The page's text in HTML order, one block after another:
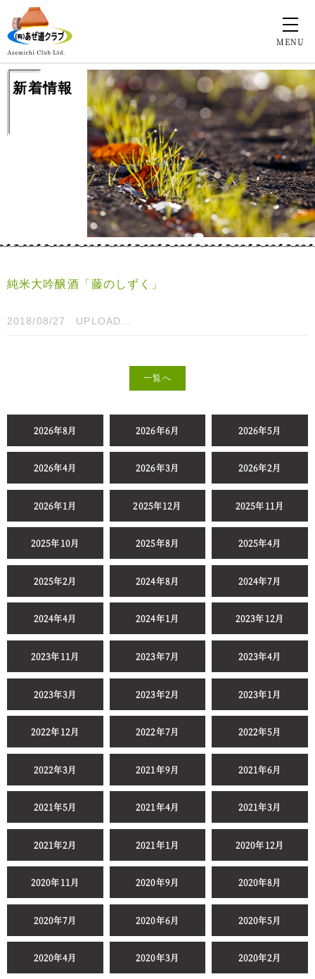
MENU
新着情報
純米大吟醸酒「藤のしずく」
2018/08/27 UPLOAD...
一覧へ
2026年8月 2026年6月 2026年5月
2026年4月 2026年3月 2026年2月
2026年1月 2025年12月 2025年11月
2025年10月 2025年8月 2025年4月
2025年2月 2024年8月 2024年7月
2024年4月 2024年1月 2023年12月
2023年11月 2023年7月 2023年4月
2023年3月 2023年2月 2023年1月
2022年12月 2022年7月 2022年5月
2022年3月 2021年9月 2021年6月
2021年5月 2021年4月 2021年3月
2021年2月 2021年1月 2020年12月
2020年11月 2020年9月 2020年8月
2020年7月 2020年6月 2020年5月
2020年4月 2020年3月 2020年2月